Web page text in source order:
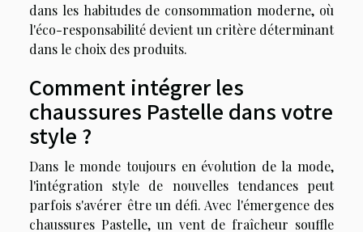
dans les habitudes de consommation moderne, où
l'éco-responsabilité devient un critère déterminant
dans le choix des produits.
Comment intégrer les
chaussures Pastelle dans votre
style ?
Dans le monde toujours en évolution de la mode,
l'intégration style de nouvelles tendances peut
parfois s'avérer être un défi. Avec l'émergence des
chaussures Pastelle, un vent de fraîcheur souffle